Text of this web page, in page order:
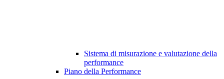
Sistema di misurazione e valutazione della
performance
Piano della Performance